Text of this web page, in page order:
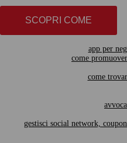
SCOPRI COME
app per
come
come
gestisci social network,